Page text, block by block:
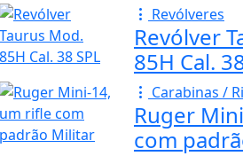
Revólveres
Revólver
85H Cal.
Carabinas /
Ruger
com